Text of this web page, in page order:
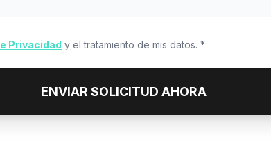
Privacidad y el tratamiento de mis datos. *
ENVIAR SOLICITUD AHORA